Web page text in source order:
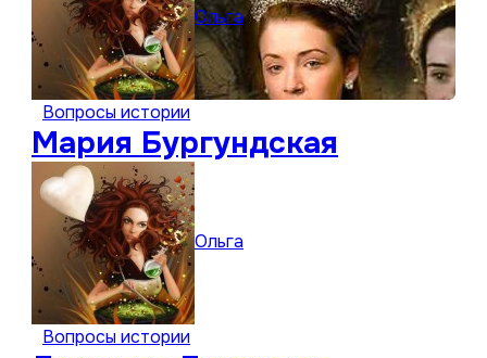
Ольга
Вопросы истории
Мария Бургундская
Ольга
Вопросы истории